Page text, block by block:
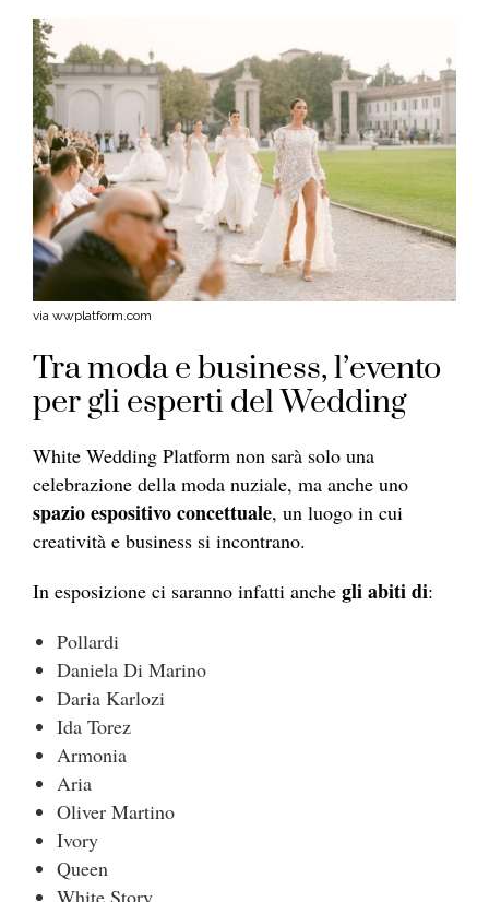
via wwplatform.com
Tra moda e business, l’evento
per gli esperti del Wedding
White Wedding Platform non sarà solo una
celebrazione della moda nuziale, ma anche uno
spazio espositivo concettuale, un luogo in cui
creatività e business si incontrano.
In esposizione ci saranno infatti anche gli abiti di:
Pollardi
Daniela Di Marino
Daria Karlozi
Ida Torez
Armonia
Aria
Oliver Martino
Ivory
Queen